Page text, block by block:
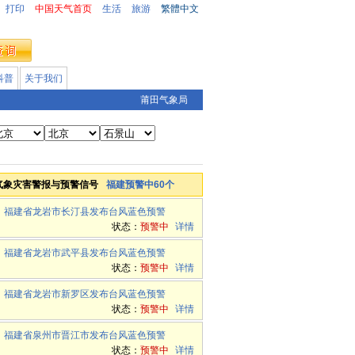
打印 中国天气首页 生活 旅游 繁體中文
普
关于我们
莆田气象局
象灾害警报与预警信号 福建预警中60个
福建省龙岩市长汀县发布台风蓝色预警
状态： 预警中 详情
福建省龙岩市武平县发布台风蓝色预警
状态： 预警中 详情
福建省龙岩市新罗区发布台风蓝色预警
状态： 预警中 详情
福建省泉州市晋江市发布台风蓝色预警
状态： 预警中 详情